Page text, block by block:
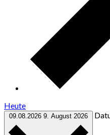
Heute
09.08.2026 9. August 2026